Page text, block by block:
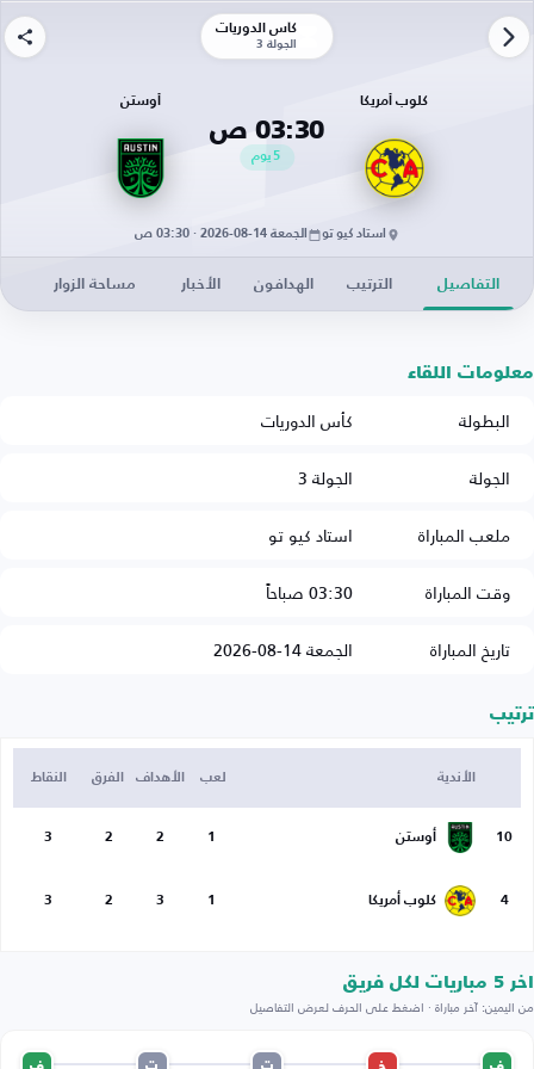
كأس الدوريات
الجولة 3
كلوب أمريكا
03:30 ص
5 يوم
أوستن
استاد كيو تو الجمعة 14-08-2026 · 03:30 ص
التفاصيل الترتيب الهدافون الأخبار مساحة الزوار
معلومات اللقاء
البطولة
كأس الدوريات
الجولة
الجولة 3
ملعب المباراة
استاد كيو تو
وقت المباراة
03:30 صباحاً
تاريخ المباراة
الجمعة 14-08-2026
ترتيب
الأندية لعب الأهداف الفرق النقاط
10 أوستن 1
2
2
3
4 كلوب أمريكا 1
3
2
3
اخر 5 مباريات لكل فريق
من اليمين: آخر مباراة · اضغط على الحرف لعرض التفاصيل